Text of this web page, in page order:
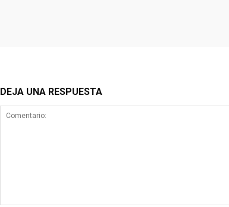
DEJA UNA RESPUESTA